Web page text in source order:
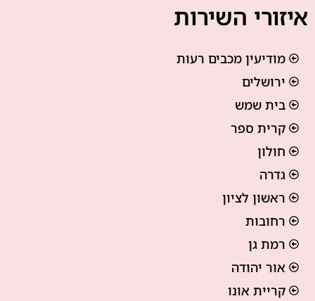
איזורי השירות
מודיעין מכבים רעות
ירושלים
בית שמש
קרית ספר
חולון
גדרה
ראשון לציון
רחובות
רמת גן
אור יהודה
קריית אונו